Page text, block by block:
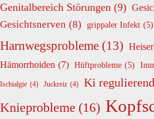
Genitalbereich Störungen (9)
Gesichtsnerven (8) grippaler Infekt (5)
Harnwegsprobleme (13)
Hämorrhoiden (7) Hüftprobleme (5)
Ischialgie (4) Juckreiz (4) Ki regulierend
Knieprobleme (16)